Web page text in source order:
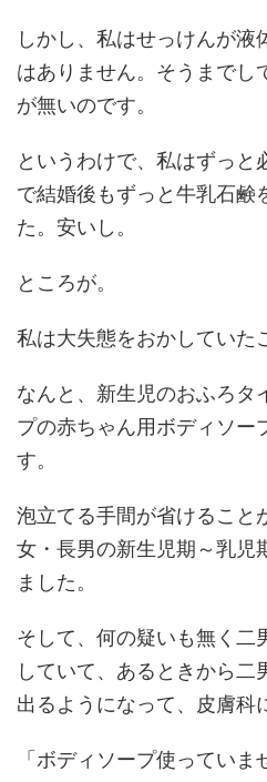
しかし、私はせっけんが液
はありません。そうまでし
が無いのです。
というわけで、私はずっと
で結婚後もずっと牛乳石鹸
た。安いし。
ところが。
私は大失態をおかしていた
なんと、新生児のおふろタ
プの赤ちゃん用ボディソー
す。
泡立てる手間が省けること
女・長男の新生児期～乳児
ました。
そして、何の疑いも無く二
していて、あるときから
出るようになって、皮膚科
「ボディソープ使ってい